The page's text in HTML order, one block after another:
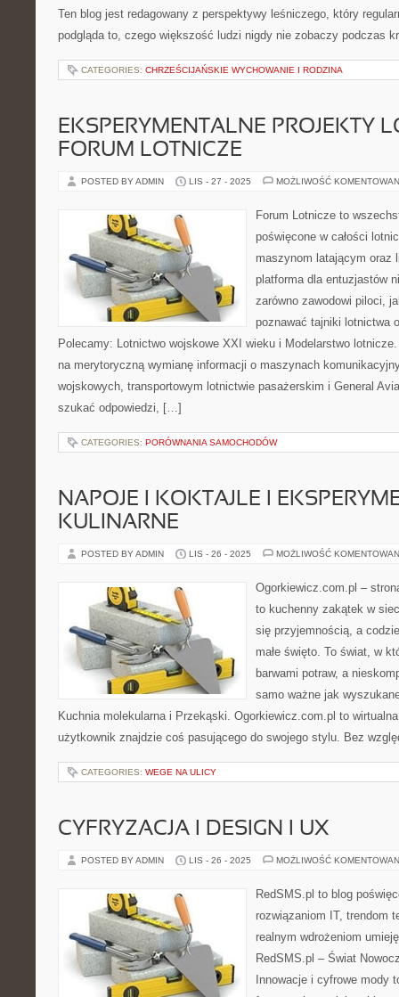
Ten blog jest redagowany z perspektywy leśniczego, który
podgląda to, czego większość ludzi nigdy nie zobaczy podczas
CATEGORIES: CHRZEŚCIJAŃSKIE WYCHOWANIE I RODZINA
EKSPERYMENTALNE PROJEKTY
FORUM LOTNICZE
POSTED BY ADMIN LIS - 27 - 2025 MOŻLIWOŚĆ
Forum Lotnicze to
poświęcone w całości
maszynom latającym oraz
platforma dla entuzjastów
zarówno zawodowi piloci,
poznawać tajniki lotnictwa
Polecamy: Lotnictwo wojskowe XXI wieku i Modelarstwo
na merytoryczną wymianę informacji o maszynach
wojskowych, transportowym lotnictwie pasażerskim i General
szukać odpowiedzi, […]
CATEGORIES: PORÓWNANIA SAMOCHODÓW
NAPOJE I KOKTAJLE I
KULINARNE
POSTED BY ADMIN LIS - 26 - 2025 MOŻLIWOŚĆ
Ogorkiewicz.com.pl –
to kuchenny zakątek w
się przyjemnością, a
małe święto. To świat, w
barwami potraw, a
samo ważne jak
Kuchnia molekularna i Przekąski. Ogorkiewicz.com.pl to
użytkownik znajdzie coś pasującego do swojego stylu. Bez
CATEGORIES: WEGE NA ULICY
CYFRYZACJA I DESIGN I UX
POSTED BY ADMIN LIS - 26 - 2025 MOŻLIWOŚĆ
RedSMS.pl to blog
rozwiązaniom IT, trendom
realnym wdrożeniom
RedSMS.pl – Świat
Innowacje i cyfrowe mody